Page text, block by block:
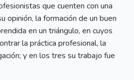
que cuenten con una
opinión, la formación de un buen
en un triángulo, en cuyos
la práctica profesional, la
y en los tres su trabajo fue